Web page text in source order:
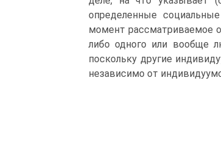
определенные
момент рассматриваемое
либо одного или вообще
поскольку другие
независимо от